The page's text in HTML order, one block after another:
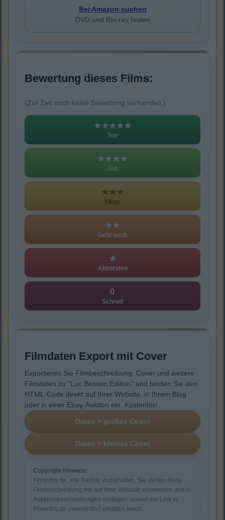
Bei Amazon suchen
DVD und Blu-ray finden
Bewertung dieses Films:
(Zur Zeit noch keine Bewertung vorhanden.)
★★★★★
Top
★★★★
Gut
★★★
Okay
★★
Geht noch
★
Abzuraten
0
Schrott
Filmdaten Export mit Cover
Exportieren Sie Filmbeschreibung, Cover und weitere
Filmdaten zu "Luc Besson Edition" und binden Sie den
HTML-Code direkt auf Ihrer Website, in Ihrem Blog
oder in einer Ebay-Auktion ein. Kostenlos!
Copyright Hinweis:
Filminfos.de, alle Rechte vorbehalten. Sie dürfen diese
Filmbeschreibung frei auf Ihrer Website verwenden und in
Auktionsbeschreibungen einfügen, soweit der Link zu
Filminfos.de unverändert erhalten bleibt.